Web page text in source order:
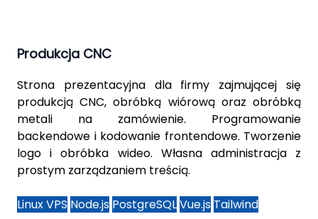
Produkcja CNC
Strona prezentacyjna dla firmy zajmującej się
produkcją CNC, obróbką wiórową oraz obróbką
metali na zamówienie. Programowanie
backendowe i kodowanie frontendowe. Tworzenie
logo i obróbka wideo. Własna administracja z
prostym zarządzaniem treścią.
Linux VPS Node.js PostgreSQLVue.js Tailwind